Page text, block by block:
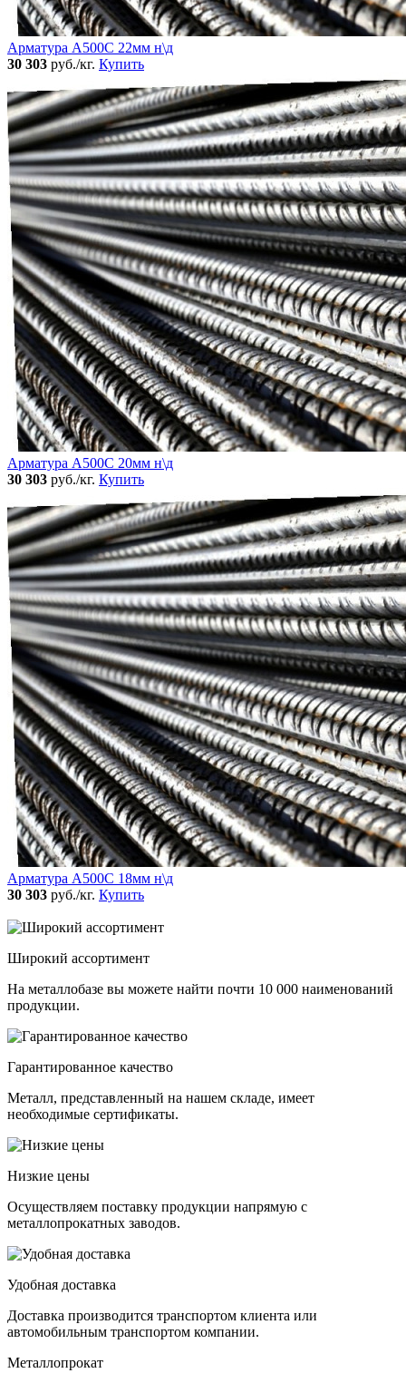
Арматура А500С 22мм н\д
30 303 руб./кг. Купить
Арматура А500С 20мм н\д
30 303 руб./кг. Купить
Арматура А500С 18мм н\д
30 303 руб./кг. Купить
Широкий ассортимент
На металлобазе вы можете найти почти 10 000 наименований
продукции.
Гарантированное качество
Металл, представленный на нашем складе, имеет
необходимые сертификаты.
Низкие цены
Осуществляем поставку продукции напрямую с
металлопрокатных заводов.
Удобная доставка
Доставка производится транспортом клиента или
автомобильным транспортом компании.
Металлопрокат